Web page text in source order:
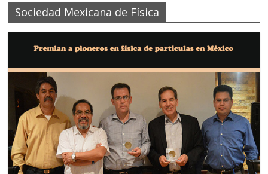
Sociedad Mexicana de Física